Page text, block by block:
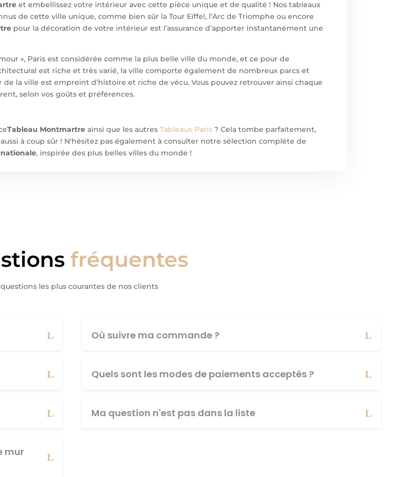
et embellissez votre intérieur avec cette pièce unique et de qualité ! Nos tableaux
de cette ville unique, comme bien sûr la Tour Eiffel, l’Arc de Triomphe ou encore
pour la décoration de votre intérieur est l’assurance d’apporter instantanément une
», Paris est considérée comme la plus belle ville du monde, et ce pour de
est riche et très varié, la ville comporte également de nombreux parcs et
la ville est empreint d’histoire et riche de vécu. Vous pouvez retrouver ainsi chaque
selon vos goûts et préférences.
Tableau Montmartre ainsi que les autresTableaux Paris ? Cela tombe parfaitement,
à coup sûr ! N'hésitez pas également à consulter notre sélection complète de
, inspirée des plus belles villes du monde !
fréquentes
questions les plus courantes de nos clients
mur
Où suivre ma commande ?
Quels sont les modes de paiements acceptés ?
Ma question n'est pas dans la liste